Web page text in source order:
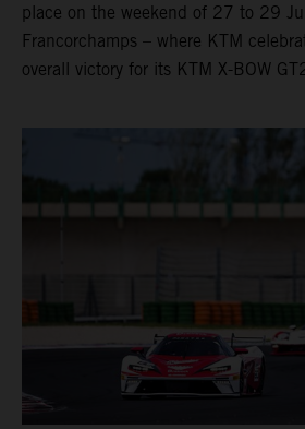
place on the weekend of 27 to 29
Francorchamps – where KTM
overall victory for its KTM X-BOW